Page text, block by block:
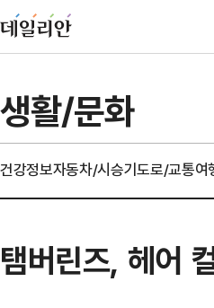
생활/문화
건강정보자동차/시승기도로/교통여
탬버린즈, 헤어